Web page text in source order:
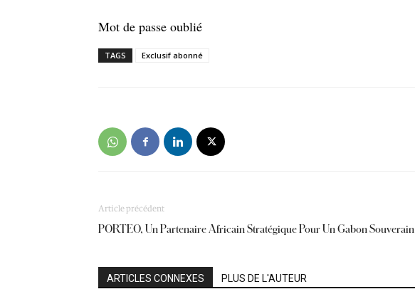
Mot de passe oublié
TAGS Exclusif abonné
Article précédent
PORTEO, Un Partenaire Africain Stratégique Pour Un Gabon Souverain
ARTICLES CONNEXES PLUS DE L'AUTEUR